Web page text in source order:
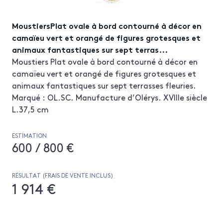
MoustiersPlat ovale à bord contourné à décor en
camaïeu vert et orangé de figures grotesques et
animaux fantastiques sur sept terras...
Moustiers Plat ovale à bord contourné à décor en
camaïeu vert et orangé de figures grotesques et
animaux fantastiques sur sept terrasses fleuries.
Marqué : OL.SC. Manufacture d’Olérys. XVIIIe siècle
L.37,5 cm
ESTIMATION
600 / 800 €
RÉSULTAT (FRAIS DE VENTE INCLUS)
1 914 €